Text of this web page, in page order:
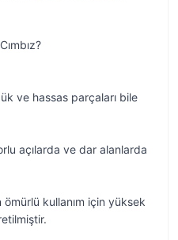
ve hassas parçaları bile
açılarda ve dar alanlarda
ömürlü kullanım için yüksek